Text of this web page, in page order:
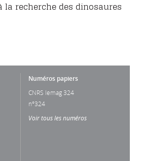
la recherche des dinosaures
Numéros papiers
CNRS lemag 324
n°324
Voir tous les numéros